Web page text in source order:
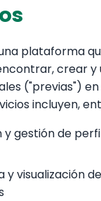
plataforma
crear y
("previas") en
incluyen,
y gestión de
y visualización